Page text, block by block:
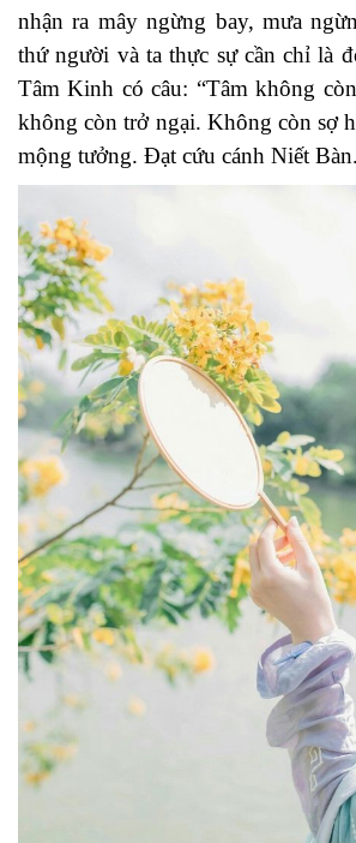
nhận ra mây ngừng bay, mưa
thứ người và ta thực sự cần chỉ là
Tâm Kinh có câu: “Tâm không
không còn trở ngại. Không còn sợ
mộng tưởng. Đạt cứu cánh Niết